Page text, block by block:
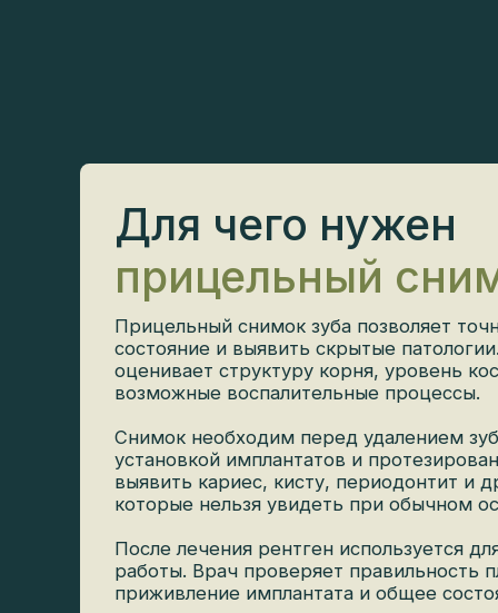
прицельный
Прицельный снимок зуба позволяет
состояние и выявить скрытые
оценивает структуру корня, уровень
возможные воспалительные процессы.
Снимок необходим перед удалением зуба,
выявить кариес, кисту, периодонтит и
которые нельзя увидеть при обычном
После лечения рентген используется для
приживление имплантата и общее